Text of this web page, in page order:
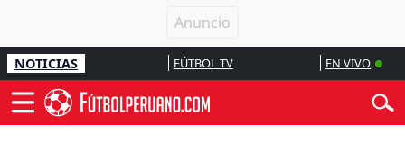
NOTICIAS FÚTBOL TV EN VIVO